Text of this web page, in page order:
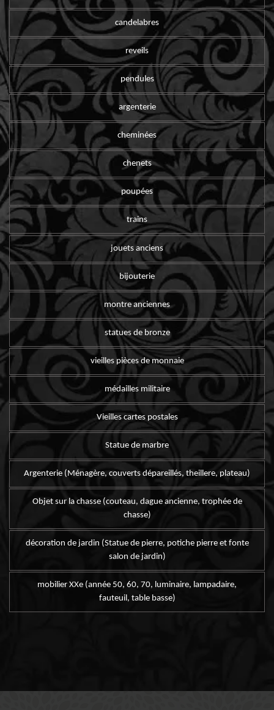
candelabres
reveils
pendules
argenterie
cheminées
chenets
poupées
trains
jouets anciens
bijouterie
montre anciennes
statues de bronze
vieilles pièces de monnaie
médailles militaire
Vieilles cartes postales
Statue de marbre
Argenterie (Ménagère, couverts dépareillés, theillere, plateau)
Objet sur la chasse (couteau, dague ancienne, trophée de
chasse)
décoration de jardin (Statue de pierre, potiche pierre et fonte
salon de jardin)
mobilier XXe (année 50, 60, 70, luminaire, lampadaire,
fauteuil, table basse)